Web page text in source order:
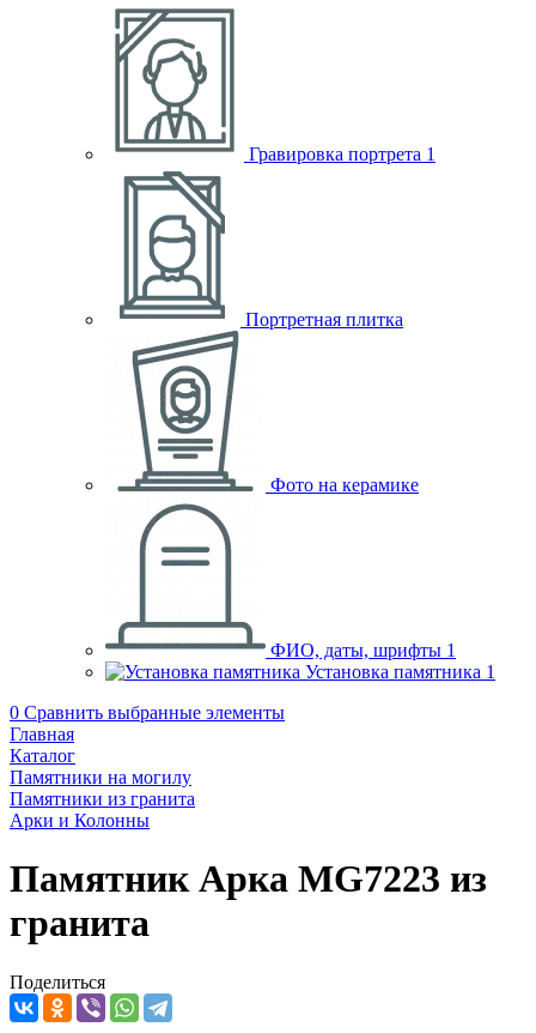
Гравировка портрета 1
Портретная плитка
Фото на керамике
ФИО, даты, шрифты 1
Установка памятника 1
0 Сравнить выбранные элементы
Главная
Каталог
Памятники на могилу
Памятники из гранита
Арки и Колонны
Памятник Арка MG7223 из
гранита
Поделиться